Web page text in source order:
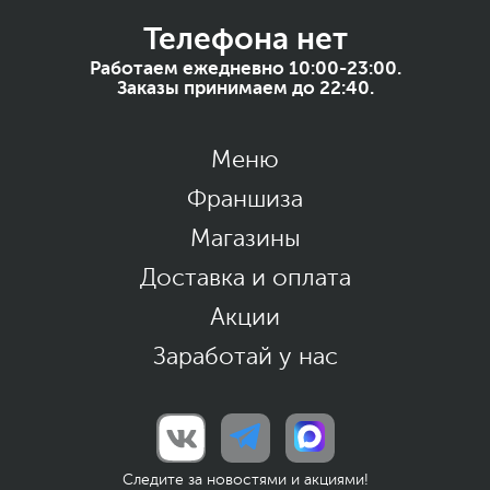
Телефона нет
Работаем ежедневно 10:00-23:00.
Заказы принимаем до 22:40.
Меню
Франшиза
Магазины
Доставка и оплата
Акции
Заработай у нас
Следите за новостями и акциями!